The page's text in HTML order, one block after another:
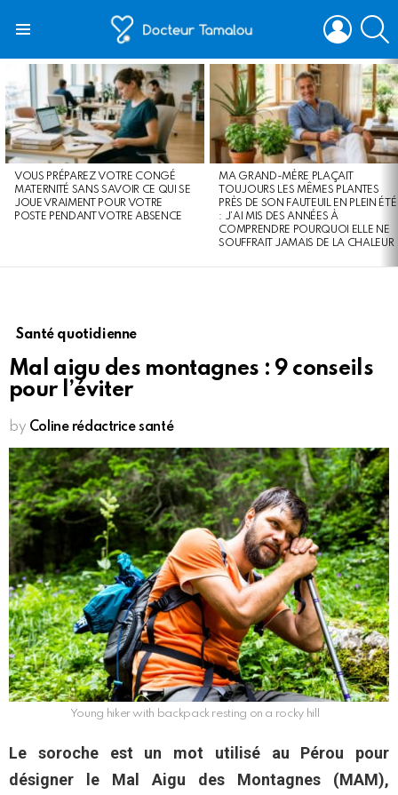
LOGIN
STORIES
VOUS PRÉPAREZ VOTRE CONGÉ
MATERNITÉ SANS SAVOIR CE QUI SE
JOUE VRAIMENT POUR VOTRE
POSTE PENDANT VOTRE ABSENCE
MA GRAND-MÈRE PLAÇAIT
TOUJOURS LES MÊMES PLANTES
PRÈS DE SON FAUTEUIL EN PLEIN ÉTÉ
: J’AI MIS DES ANNÉES À
COMPRENDRE POURQUOI ELLE NE
SOUFFRAIT JAMAIS DE LA CHALEUR
Santé quotidienne
Mal aigu des montagnes : 9 conseils
pour l’éviter
by Coline rédactrice santé
Young hiker with backpack resting on a rocky hill
Le soroche est un mot utilisé au Pérou pour
désigner le Mal Aigu des Montagnes (MAM),